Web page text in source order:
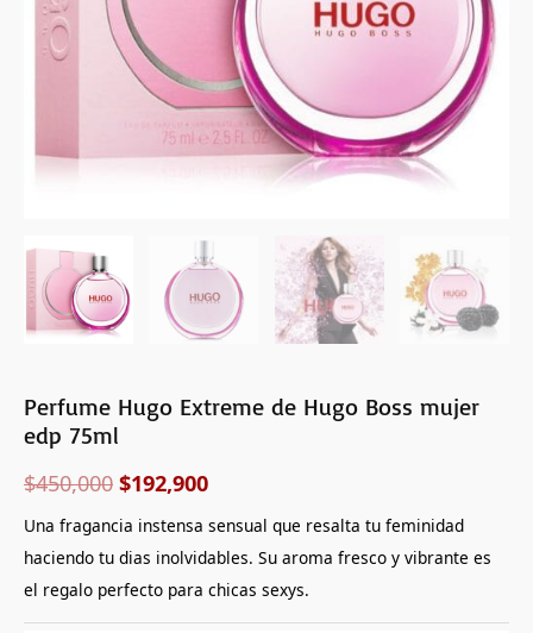
Perfume Hugo Extreme de Hugo Boss mujer
edp 75ml
$450,000 $192,900
Una fragancia instensa sensual que resalta tu feminidad
haciendo tu dias inolvidables. Su aroma fresco y vibrante es
el regalo perfecto para chicas sexys.